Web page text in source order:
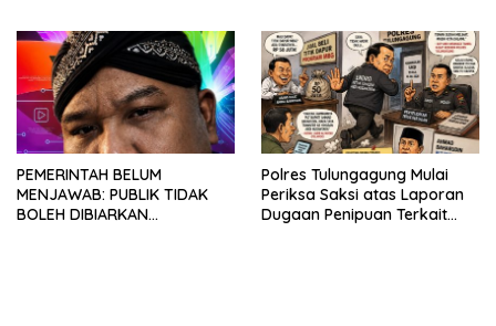
PEMERINTAH BELUM
MENJAWAB: PUBLIK TIDAK
BOLEH DIBIARKAN
Polres Tulungagung Mulai
Periksa Saksi atas Laporan
Dugaan Penipuan Terkait